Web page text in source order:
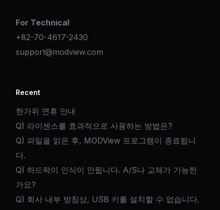
For Technical
+82-70-4617-2430
support@modview.com
Recent
한가위 연휴 안내
Q) 라이센스를 효과적으로 사용하는 방법은?
Q) 파일을 읽은 후, MODView 프로그램이 종료됩니
다.
Q) 하드락이 인식이 안됩니다. A/S나 교체가 가능한
가요?
Q) 회사 내부 방침상, USB 키를 설치할 수 없습니다.